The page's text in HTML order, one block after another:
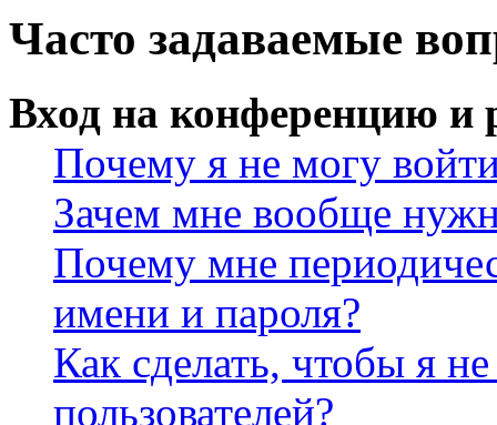
Часто задаваемые
Вход на конференцию и
Почему я не могу
Зачем мне вообще
Почему мне
имени и пароля?
Как сделать, чтобы я
пользователей?